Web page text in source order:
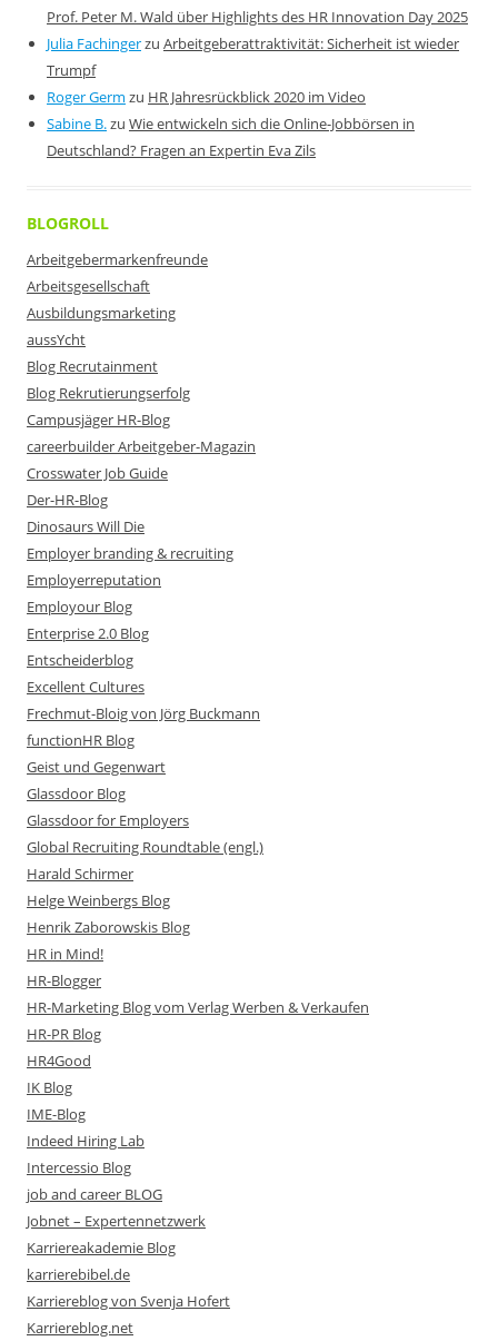
Prof. Peter M. Wald über Highlights des HR Innovation Day 2025
Julia Fachingerzu Arbeitgeberattraktivität: Sicherheit ist wieder
Trumpf
Roger Germ zu HR Jahresrückblick 2020 im Video
Sabine B.zu Wie entwickeln sich die Online-Jobbörsen in
Deutschland? Fragen an Expertin Eva Zils
BLOGROLL
Arbeitgebermarkenfreunde
Arbeitsgesellschaft
Ausbildungsmarketing
aussYcht
Blog Recrutainment
Blog Rekrutierungserfolg
Campusjäger HR-Blog
careerbuilder Arbeitgeber-Magazin
Crosswater Job Guide
Der-HR-Blog
Dinosaurs Will Die
Employer branding & recruiting
Employerreputation
Employour Blog
Enterprise 2.0 Blog
Entscheiderblog
Excellent Cultures
Frechmut-Bloig von Jörg Buckmann
functionHR Blog
Geist und Gegenwart
Glassdoor Blog
Glassdoor for Employers
Global Recruiting Roundtable (engl.)
Harald Schirmer
Helge Weinbergs Blog
Henrik Zaborowskis Blog
HR in Mind!
HR-Blogger
HR-Marketing Blog vom Verlag Werben & Verkaufen
HR-PR Blog
HR4Good
IK Blog
IME-Blog
Indeed Hiring Lab
Intercessio Blog
job and career BLOG
Jobnet – Expertennetzwerk
Karriereakademie Blog
karrierebibel.de
Karriereblog von Svenja Hofert
Karriereblog.net